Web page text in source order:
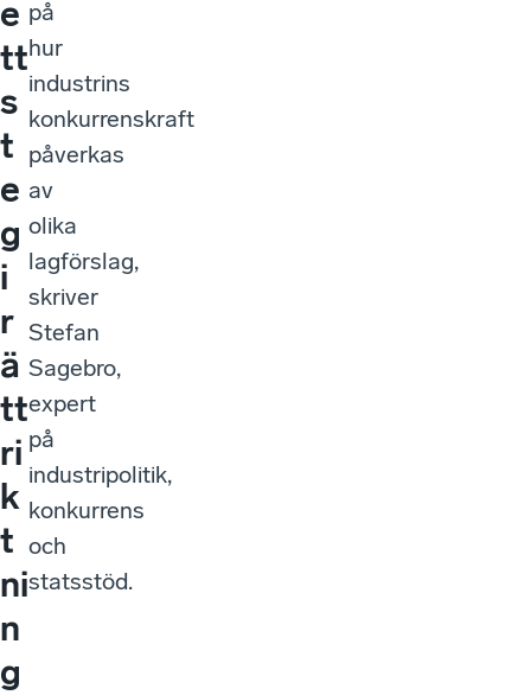
e
tt
s
t
e
g
i
r
ä
tt
ri
k
t
ni
n
g
på
hur
industrins
konkurrenskraft
påverkas
av
olika
lagförslag,
skriver
Stefan
Sagebro,
expert
på
industripolitik,
konkurrens
och
statsstöd.